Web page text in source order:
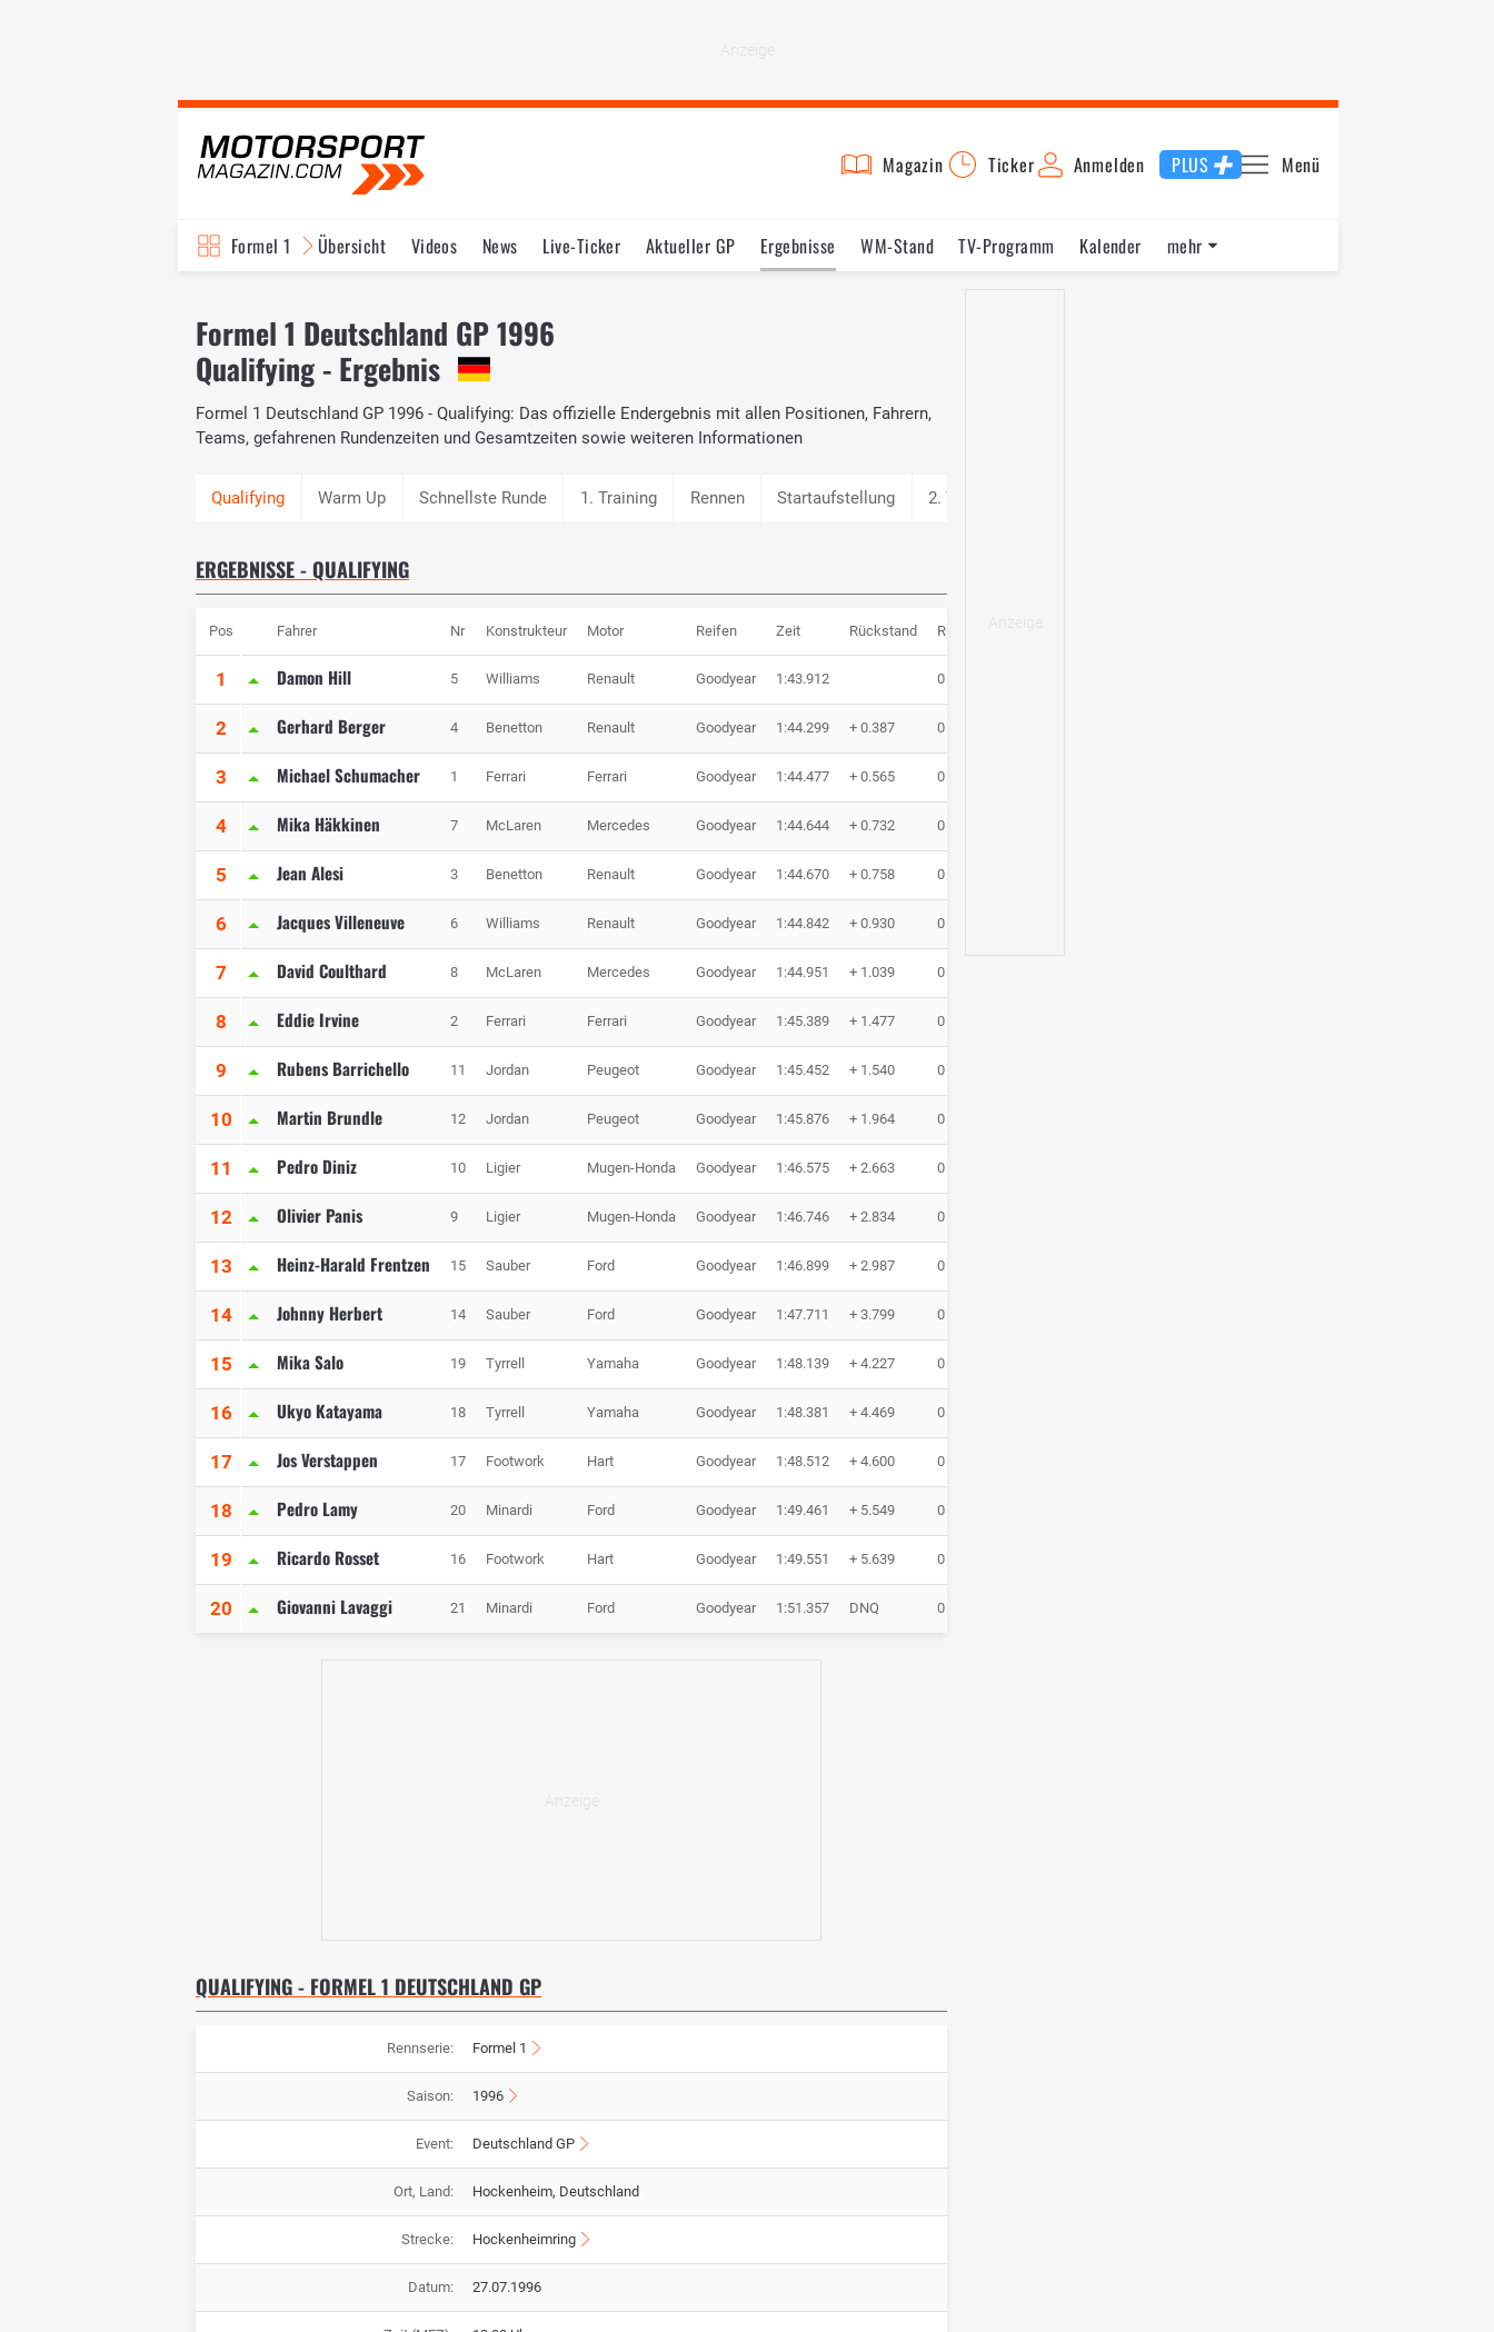
Magazin Ticker Anmelden PLUS Menü
Formel 1 Übersicht Videos News Live-Ticker Aktueller GP Ergebnisse WM-Stand TV-Programm
Kalender
mehr
Formel 1 Deutschland GP 1996
Qualifying - Ergebnis
Formel 1 Deutschland GP 1996 - Qualifying: Das offizielle Endergebnis mit allen Positionen, Fahrern,
Teams, gefahrenen Rundenzeiten und Gesamtzeiten sowie weiteren Informationen
Warm Up Schnellste Runde 1. Training Rennen Startaufstellung 2. Training
ERGEBNISSE - QUALIFYING
Pos Fahrer Nr Konstrukteur Motor Reifen Zeit Rückstand Runden
1 Damon Hill 5 Williams Renault Goodyear 1:43.912 0 Runde
2 Gerhard Berger 4 Benetton Renault Goodyear 1:44.299 + 0.387 0 Runde
3 Michael Schumacher 1 Ferrari Ferrari Goodyear 1:44.477 + 0.565 0 Runde
4 Mika Häkkinen 7 McLaren Mercedes Goodyear 1:44.644 + 0.732 0 Runde
5 Jean Alesi 3 Benetton Renault Goodyear 1:44.670 + 0.758 0 Runde
6 Jacques Villeneuve 6 Williams Renault Goodyear 1:44.842 + 0.930 0 Runde
7 David Coulthard 8 McLaren Mercedes Goodyear 1:44.951 + 1.039 0 Runde
8 Eddie Irvine 2 Ferrari Ferrari Goodyear 1:45.389 + 1.477 0 Runde
9 Rubens Barrichello 11 Jordan Peugeot Goodyear 1:45.452 + 1.540 0 Runde
10 Martin Brundle 12 Jordan Peugeot Goodyear 1:45.876 + 1.964 0 Runde
11 Pedro Diniz 10 Ligier Mugen-Honda Goodyear 1:46.575 + 2.663 0 Runde
12 Olivier Panis 9 Ligier Mugen-Honda Goodyear 1:46.746 + 2.834 0 Runde
13 Heinz-Harald Frentzen 15 Sauber Ford Goodyear 1:46.899 + 2.987 0 Runde
14 Johnny Herbert 14 Sauber Ford Goodyear 1:47.711 + 3.799 0 Runde
15 Mika Salo 19 Tyrrell Yamaha Goodyear 1:48.139 + 4.227 0 Runde
16 Ukyo Katayama 18 Tyrrell Yamaha Goodyear 1:48.381 + 4.469 0 Runde
17 Jos Verstappen 17 Footwork Hart Goodyear 1:48.512 + 4.600 0 Runde
18 Pedro Lamy 20 Minardi Ford Goodyear 1:49.461 + 5.549 0 Runde
19 Ricardo Rosset 16 Footwork Hart Goodyear 1:49.551 + 5.639 0 Runde
20 Giovanni Lavaggi 21 Minardi Ford Goodyear 1:51.357 DNQ 0 Runde
QUALIFYING - FORMEL 1 DEUTSCHLAND GP
Rennserie: Formel 1
Saison: 1996
Event: Deutschland GP
Ort, Land: Hockenheim, Deutschland
Strecke: Hockenheimring
Datum: 27.07.1996